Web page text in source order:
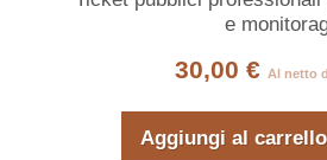
e
30,00 € Al netto
Aggiungi al carrello